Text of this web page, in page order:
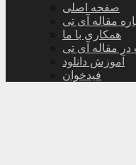
صفحه اصلی
مقاله آی تی
همکاری با ما
در مقاله آی تی
آموزش دانلود
فیدخوان